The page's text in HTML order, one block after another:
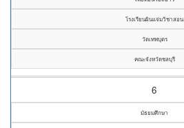
โรงเรียนผินแจ่มวิชาสอน
วัดเทพบุตร
คณะจังหวัดชลบุรี
6
มัธยมศึกษา